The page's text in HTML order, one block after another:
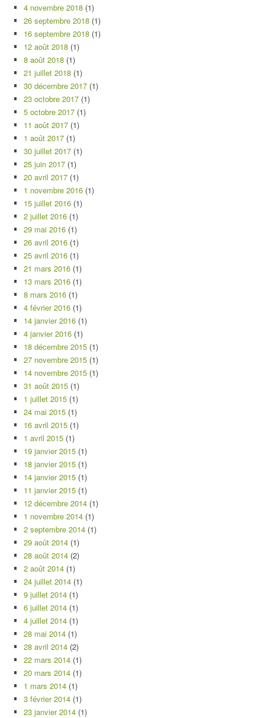
4 novembre 2018 (1)
26 septembre 2018 (1)
16 septembre 2018 (1)
12 août 2018 (1)
8 août 2018 (1)
21 juillet 2018 (1)
30 décembre 2017 (1)
23 octobre 2017 (1)
5 octobre 2017 (1)
11 août 2017 (1)
1 août 2017 (1)
30 juillet 2017 (1)
25 juin 2017 (1)
20 avril 2017 (1)
1 novembre 2016 (1)
15 juillet 2016 (1)
2 juillet 2016 (1)
29 mai 2016 (1)
26 avril 2016 (1)
25 avril 2016 (1)
21 mars 2016 (1)
13 mars 2016 (1)
8 mars 2016 (1)
4 février 2016 (1)
14 janvier 2016 (1)
4 janvier 2016 (1)
18 décembre 2015 (1)
27 novembre 2015 (1)
14 novembre 2015 (1)
31 août 2015 (1)
1 juillet 2015 (1)
24 mai 2015 (1)
16 avril 2015 (1)
1 avril 2015 (1)
19 janvier 2015 (1)
18 janvier 2015 (1)
14 janvier 2015 (1)
11 janvier 2015 (1)
12 décembre 2014 (1)
1 novembre 2014 (1)
2 septembre 2014 (1)
29 août 2014 (1)
28 août 2014 (2)
2 août 2014 (1)
24 juillet 2014 (1)
9 juillet 2014 (1)
6 juillet 2014 (1)
4 juillet 2014 (1)
28 mai 2014 (1)
28 avril 2014 (2)
22 mars 2014 (1)
20 mars 2014 (1)
1 mars 2014 (1)
3 février 2014 (1)
23 janvier 2014 (1)